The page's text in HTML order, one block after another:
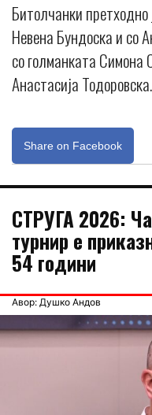
Битолчанки
Невена Бундоска и со
со голманката Симона
Анастасија Тодоровска.
Share on Facebook
СТРУГА 2026:
турнир е
54 години
Авор: Душко Андов